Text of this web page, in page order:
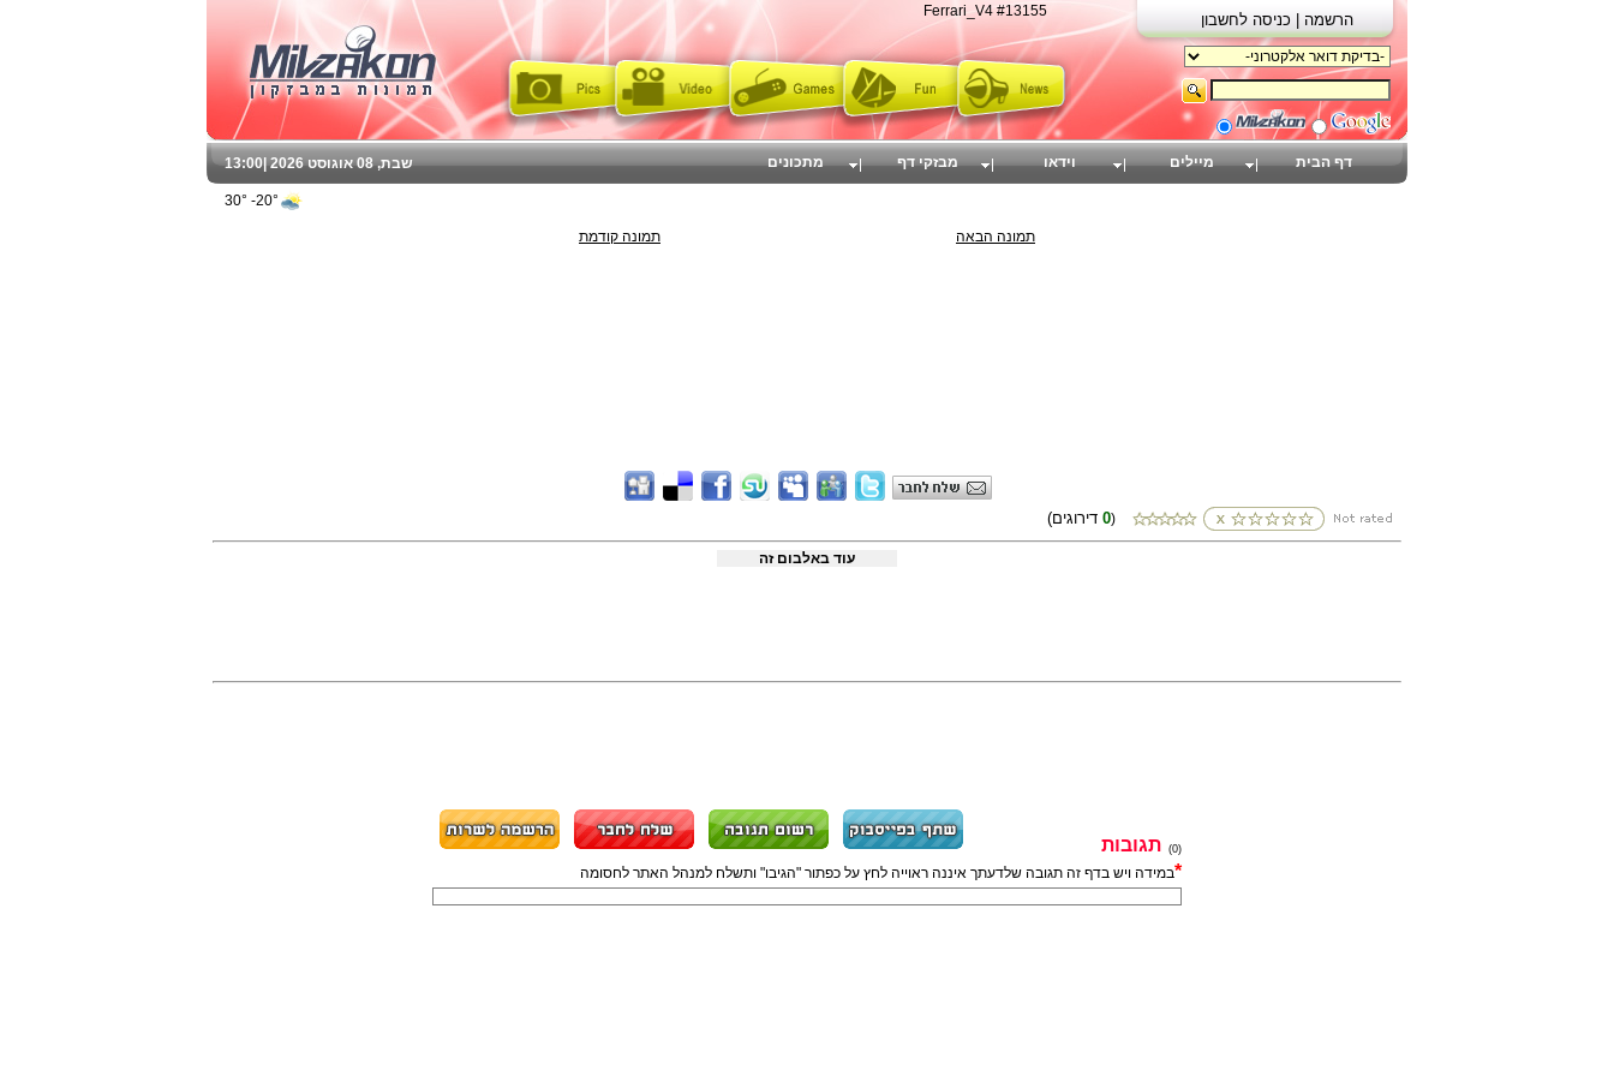
Ferrari_V4 #13155
תמונה קודמת תמונה הבאה
0)
עוד באלבום זה
(0)
תגובות
*במידה ויש בדף זה תגובה שלדעתך איננה ראוייה לחץ על כפתור "הגיבו" ותשלח למנהל האתר לחסומה
13:00 שבת, 08 אוגוסט 2026 | דף הבית מיילים וידאו מבזקי דף מתכונים
20°- 30°
הרשמה | כניסה לחשבון